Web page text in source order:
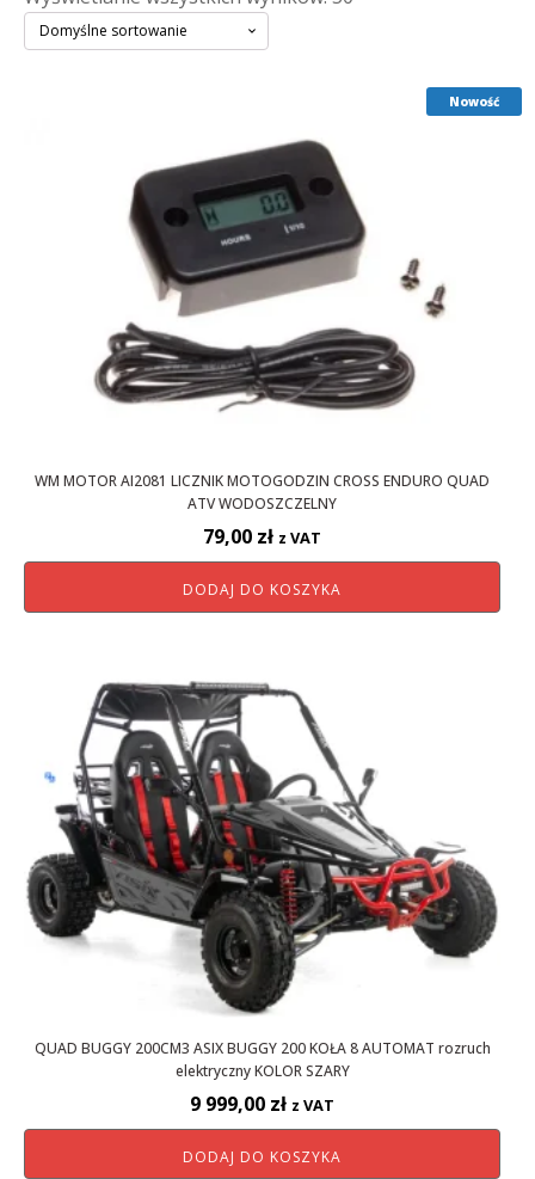
WM MOTOR AI2081 LICZNIK MOTOGODZIN CROSS ENDURO QUAD
ATV WODOSZCZELNY
79,00 zł z VAT
DODAJ DO KOSZYKA
Nowość
QUAD BUGGY 200CM3 ASIX BUGGY 200 KOŁA 8 AUTOMAT rozruch
elektryczny KOLOR SZARY
9 999,00 zł z VAT
DODAJ DO KOSZYKA